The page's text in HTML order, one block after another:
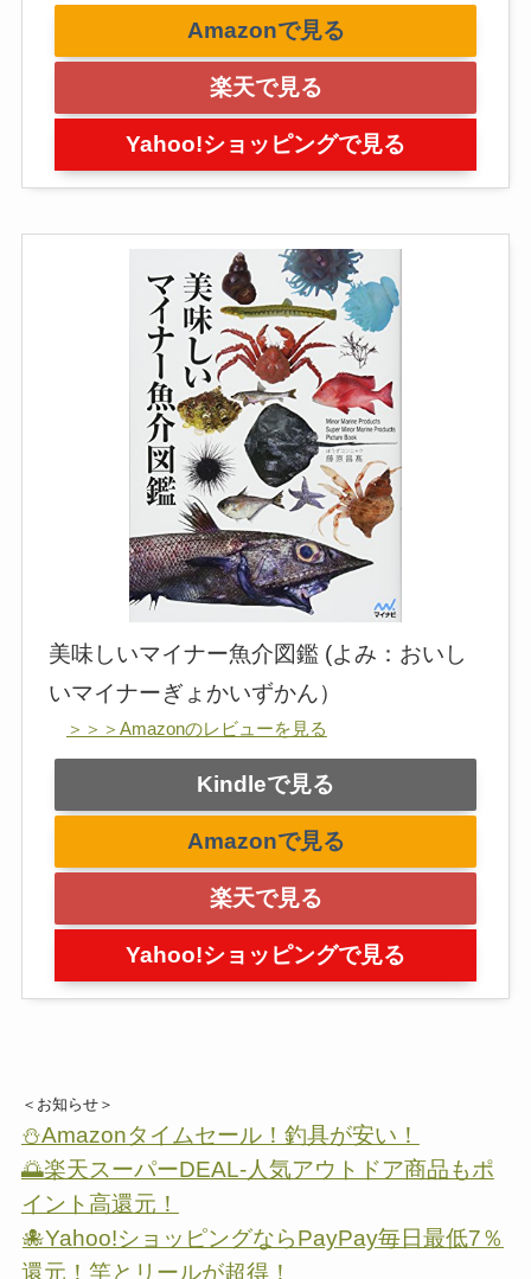
Amazonで見る
楽天で見る
Yahoo!ショッピングで見る
美味しいマイナー魚介図鑑 (よみ：おいし
いマイナーぎょかいずかん）
＞＞＞Amazonのレビューを見る
Kindleで見る
Amazonで見る
楽天で見る
Yahoo!ショッピングで見る
＜お知らせ＞
⛄Amazonタイムセール！釣具が安い！
🌅楽天スーパーDEAL-人気アウトドア商品もポ
イント高還元！
🐙Yahoo!ショッピングならPayPay毎日最低7％
還元！竿とリールが超得！